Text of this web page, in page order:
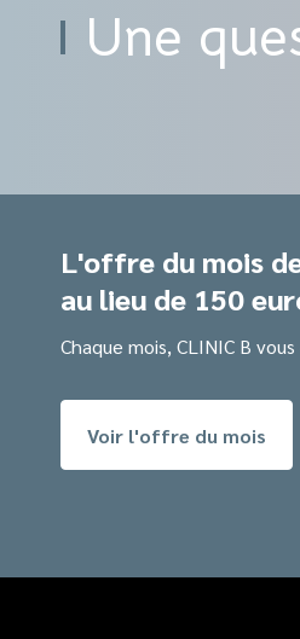
Une
L'offre du mois
au lieu de 150
Chaque mois, CLINIC B
Voir l'offre du mois